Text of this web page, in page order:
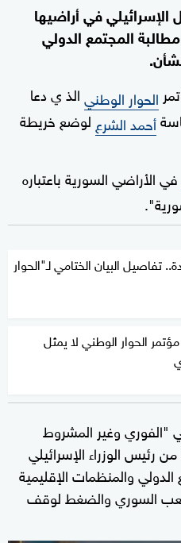
الإسرائيلي في أراضيها
المجتمع الدولي
الحوار الوطنيالذ ي دعا
أحمد الشرعلوضع خريطة
في الأراضي السورية باعتباره
تفاصيل البيان الختامي لـ"الحوار
مؤتمر الحوار الوطني لا يمثل
"الفوري وغير المشروط
رئيس الوزراء الإسرائيلي
والمنظمات الإقليمية
السوري والضغط لوقف